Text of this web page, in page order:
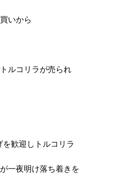
いから
ルコリラが売られ
歓迎しトルコリラ
一夜明け落ち着きを